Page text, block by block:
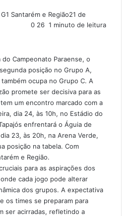
G1 Santarém e Região21 de
0 26 1 minuto de leitura
Campeonato Paraense, o
posição no Grupo A,
ocupa no Grupo C. A
promete ser decisiva para as
um encontro marcado com a
dia 24, às 10h, no Estádio do
enfrentará o Águia de
23, às 20h, na Arena Verde,
posição na tabela. Com
e Região.
para as aspirações dos
cada jogo pode alterar
dos grupos. A expectativa
os times se preparam para
ser acirradas, refletindo a